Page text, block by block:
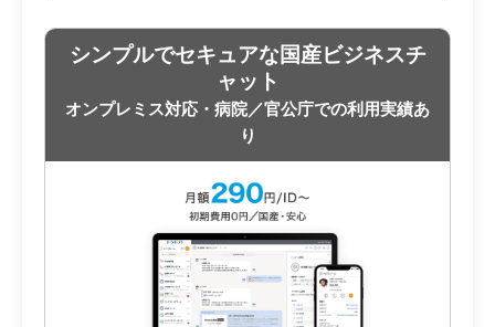
シンプルでセキュアな国産ビジネスチ
ャット
オンプレミス対応・病院／官公庁での利用実績あ
り